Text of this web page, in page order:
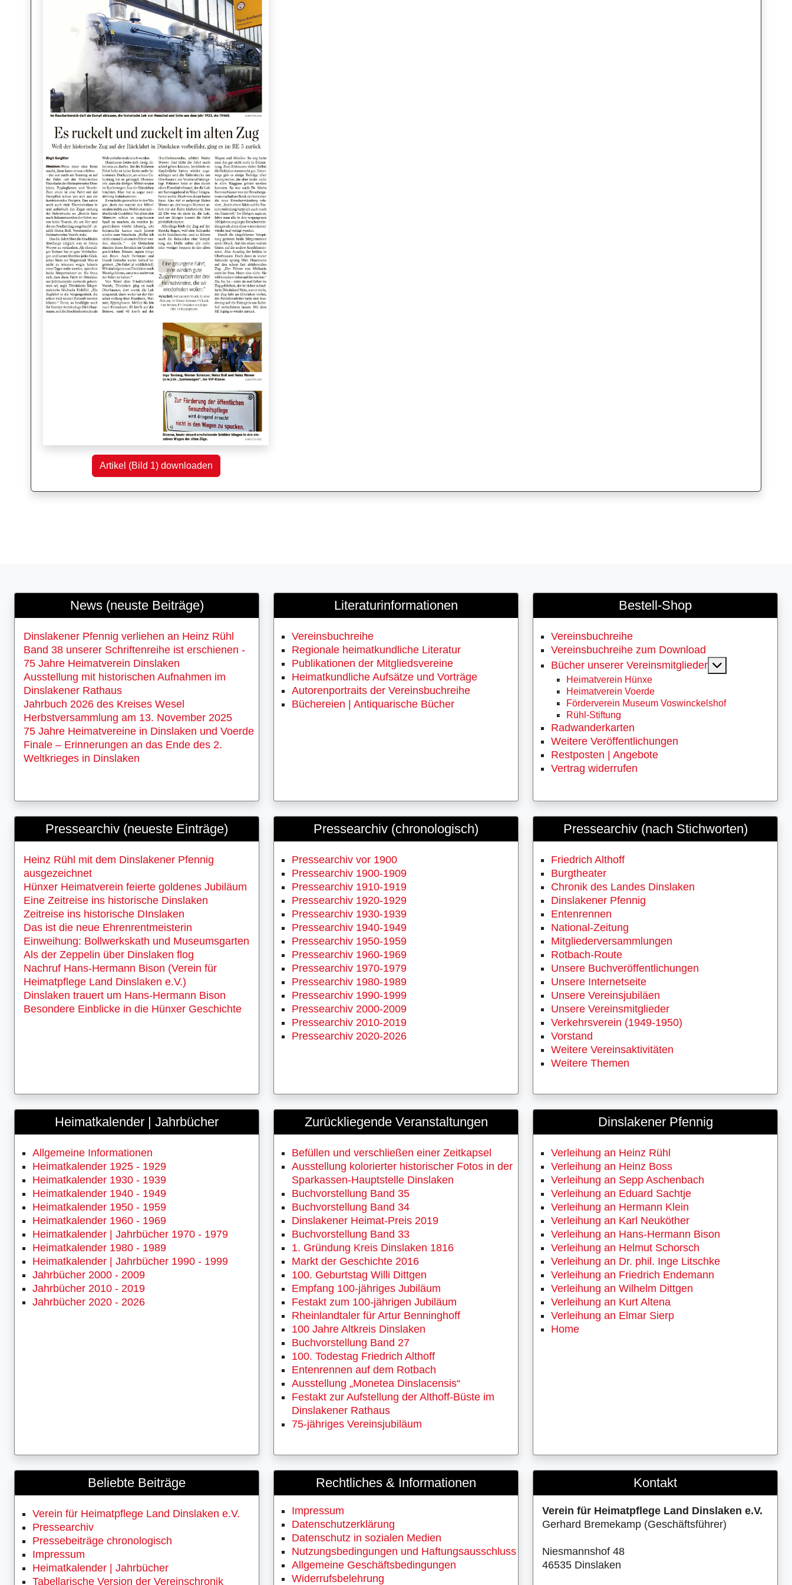
Artikel (Bild 1) downloaden
News (neuste Beiträge)
Dinslakener Pfennig verliehen an Heinz Rühl
Band 38 unserer Schriftenreihe ist erschienen -
75 Jahre Heimatverein Dinslaken
Ausstellung mit historischen Aufnahmen im
Dinslakener Rathaus
Jahrbuch 2026 des Kreises Wesel
Herbstversammlung am 13. November 2025
75 Jahre Heimatvereine in Dinslaken und Voerde
Finale – Erinnerungen an das Ende des 2.
Weltkrieges in Dinslaken
Literaturinformationen
Vereinsbuchreihe
Regionale heimatkundliche Literatur
Publikationen der Mitgliedsvereine
Heimatkundliche Aufsätze und Vorträge
Autorenportraits der Vereinsbuchreihe
Büchereien | Antiquarische Bücher
Bestell-Shop
Vereinsbuchreihe
Vereinsbuchreihe zum Download
Bücher unserer Vereinsmitglieder
Heimatverein Hünxe
Heimatverein Voerde
Förderverein Museum Voswinckelshof
Rühl-Stiftung
Radwanderkarten
Weitere Veröffentlichungen
Restposten | Angebote
Vertrag widerrufen
Pressearchiv (neueste Einträge)
Heinz Rühl mit dem Dinslakener Pfennig
ausgezeichnet
Hünxer Heimatverein feierte goldenes Jubiläum
Eine Zeitreise ins historische Dinslaken
Zeitreise ins historische DInslaken
Das ist die neue Ehrenrentmeisterin
Einweihung: Bollwerkskath und Museumsgarten
Als der Zeppelin über Dinslaken flog
Nachruf Hans-Hermann Bison (Verein für
Heimatpflege Land Dinslaken e.V.)
Dinslaken trauert um Hans-Hermann Bison
Besondere Einblicke in die Hünxer Geschichte
Pressearchiv (chronologisch)
Pressearchiv vor 1900
Pressearchiv 1900-1909
Pressearchiv 1910-1919
Pressearchiv 1920-1929
Pressearchiv 1930-1939
Pressearchiv 1940-1949
Pressearchiv 1950-1959
Pressearchiv 1960-1969
Pressearchiv 1970-1979
Pressearchiv 1980-1989
Pressearchiv 1990-1999
Pressearchiv 2000-2009
Pressearchiv 2010-2019
Pressearchiv 2020-2026
Pressearchiv (nach Stichworten)
Friedrich Althoff
Burgtheater
Chronik des Landes Dinslaken
Dinslakener Pfennig
Entenrennen
National-Zeitung
Mitgliederversammlungen
Rotbach-Route
Unsere Buchveröffentlichungen
Unsere Internetseite
Unsere Vereinsjubiläen
Unsere Vereinsmitglieder
Verkehrsverein (1949-1950)
Vorstand
Weitere Vereinsaktivitäten
Weitere Themen
Heimatkalender | Jahrbücher
Allgemeine Informationen
Heimatkalender 1925 - 1929
Heimatkalender 1930 - 1939
Heimatkalender 1940 - 1949
Heimatkalender 1950 - 1959
Heimatkalender 1960 - 1969
Heimatkalender | Jahrbücher 1970 - 1979
Heimatkalender 1980 - 1989
Heimatkalender | Jahrbücher 1990 - 1999
Jahrbücher 2000 - 2009
Jahrbücher 2010 - 2019
Jahrbücher 2020 - 2026
Zurückliegende Veranstaltungen
Befüllen und verschließen einer Zeitkapsel
Ausstellung kolorierter historischer Fotos in der
Sparkassen-Hauptstelle Dinslaken
Buchvorstellung Band 35
Buchvorstellung Band 34
Dinslakener Heimat-Preis 2019
Buchvorstellung Band 33
1. Gründung Kreis Dinslaken 1816
Markt der Geschichte 2016
100. Geburtstag Willi Dittgen
Empfang 100-jähriges Jubiläum
Festakt zum 100-jährigen Jubiläum
Rheinlandtaler für Artur Benninghoff
100 Jahre Altkreis Dinslaken
Buchvorstellung Band 27
100. Todestag Friedrich Althoff
Entenrennen auf dem Rotbach
Ausstellung „Monetea Dinslacensis“
Festakt zur Aufstellung der Althoff-Büste im
Dinslakener Rathaus
75-jähriges Vereinsjubiläum
Dinslakener Pfennig
Verleihung an Heinz Rühl
Verleihung an Heinz Boss
Verleihung an Sepp Aschenbach
Verleihung an Eduard Sachtje
Verleihung an Hermann Klein
Verleihung an Karl Neuköther
Verleihung an Hans-Hermann Bison
Verleihung an Helmut Schorsch
Verleihung an Dr. phil. Inge Litschke
Verleihung an Friedrich Endemann
Verleihung an Wilhelm Dittgen
Verleihung an Kurt Altena
Verleihung an Elmar Sierp
Home
Beliebte Beiträge
Verein für Heimatpflege Land Dinslaken e.V.
Pressearchiv
Pressebeiträge chronologisch
Impressum
Heimatkalender | Jahrbücher
Tabellarische Version der Vereinschronik
Rechtliches & Informationen
Impressum
Datenschutzerklärung
Datenschutz in sozialen Medien
Nutzungsbedingungen und Haftungsausschluss
Allgemeine Geschäftsbedingungen
Widerrufsbelehrung
Kontakt
Verein für Heimatpflege Land Dinslaken e.V.
Gerhard Bremekamp (Geschäftsführer)
Niesmannshof 48
46535 Dinslaken